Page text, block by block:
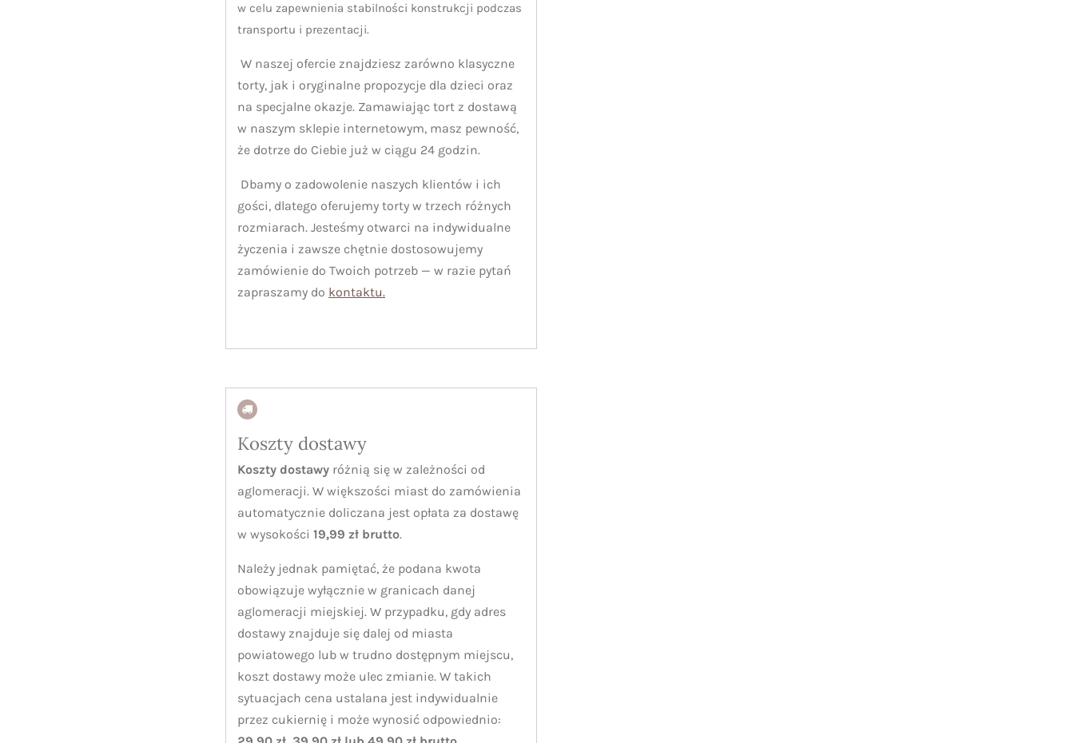
w celu zapewnienia stabilności konstrukcji podczas
transportu i prezentacji.
W naszej ofercie znajdziesz zarówno klasyczne
torty, jak i oryginalne propozycje dla dzieci oraz
na specjalne okazje. Zamawiając tort z dostawą
w naszym sklepie internetowym, masz pewność,
że dotrze do Ciebie już w ciągu 24 godzin.
Dbamy o zadowolenie naszych klientów i ich
gości, dlatego oferujemy torty w trzech różnych
rozmiarach. Jesteśmy otwarci na indywidualne
życzenia i zawsze chętnie dostosowujemy
zamówienie do Twoich potrzeb — w razie pytań
zapraszamy do kontaktu.
Koszty dostawy
Koszty dostawy różnią się w zależności od
aglomeracji. W większości miast do zamówienia
automatycznie doliczana jest opłata za dostawę
w wysokości 19,99 zł brutto.
Należy jednak pamiętać, że podana kwota
obowiązuje wyłącznie w granicach danej
aglomeracji miejskiej. W przypadku, gdy adres
dostawy znajduje się dalej od miasta
powiatowego lub w trudno dostępnym miejscu,
koszt dostawy może ulec zmianie. W takich
sytuacjach cena ustalana jest indywidualnie
przez cukiernię i może wynosić odpowiednio: